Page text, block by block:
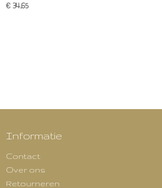
€ 34,65
Informatie
Contact
Over ons
Retourneren